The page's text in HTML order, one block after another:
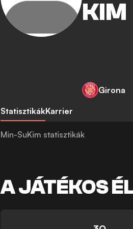
KIM
Girona
StatisztikákKarrier
Min-SuKim statisztikák
A JÁTÉKOS